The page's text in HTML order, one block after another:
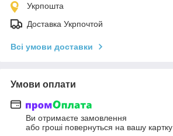
Укрпошта
Доставка Укрпочтой
Всі умови доставки
Умови оплати
Ви отримаєте замовлення
або гроші повернуться на вашу картку